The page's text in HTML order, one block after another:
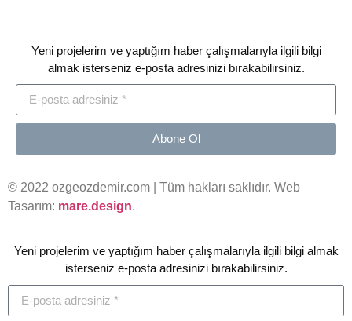
Yeni projelerim ve yaptığım haber çalışmalarıyla ilgili bilgi
almak isterseniz e-posta adresinizi bırakabilirsiniz.
Abone Ol
© 2022 ozgeozdemir.com | Tüm hakları saklıdır. Web
Tasarım: mare.design.
Yeni projelerim ve yaptığım haber çalışmalarıyla ilgili bilgi almak
isterseniz e-posta adresinizi bırakabilirsiniz.